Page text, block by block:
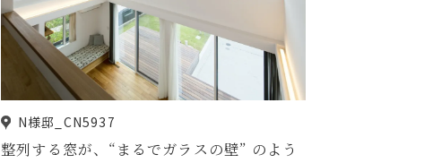
N様邸_CN5937
整列する窓が、“まるでガラスの壁” のよう